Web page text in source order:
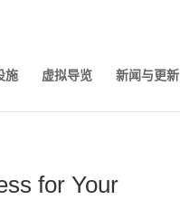
施 虚拟导览 新闻与更新
for Your